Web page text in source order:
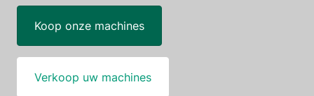
Koop onze machines
Verkoop uw machines